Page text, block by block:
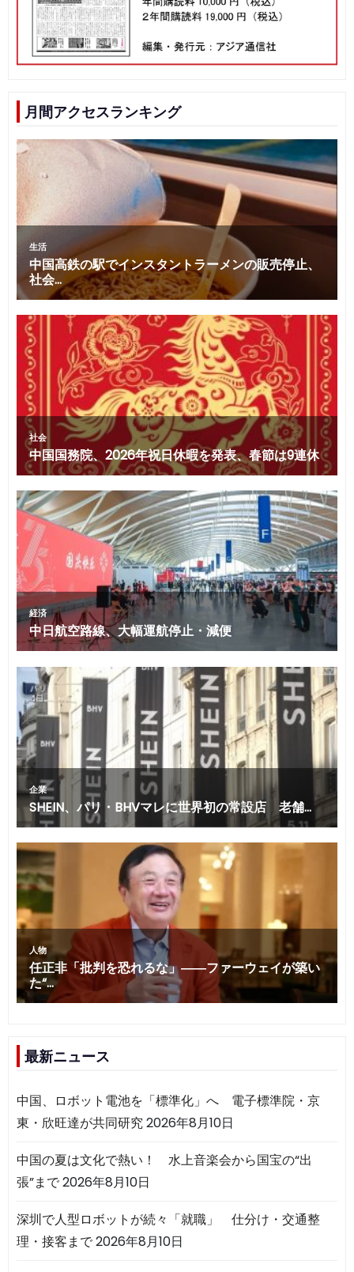
シ
ョ
ン
月間アクセスランキング
最新ニュース
中国、ロボット電池を「標準化」へ 電子標準院・京
東・欣旺達が共同研究2026年8月10日
中国の夏は文化で熱い！ 水上音楽会から国宝の“出
張”まで2026年8月10日
深圳で人型ロボットが続々「就職」 仕分け・交通整
理・接客まで2026年8月10日